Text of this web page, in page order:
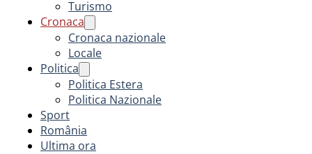
Turismo
Cronaca
Cronaca nazionale
Locale
Politica
Politica Estera
Politica Nazionale
Sport
România
Ultima ora